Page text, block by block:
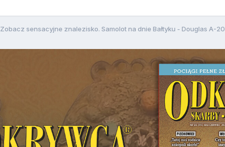
Zobacz sensacyjne znalezisko. Samolot na dnie Bałtyku - Douglas A-20